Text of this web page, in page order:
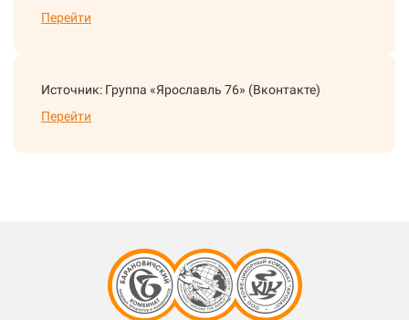
Перейти
Источник: Группа «Ярославль 76» (Вконтакте)
Перейти